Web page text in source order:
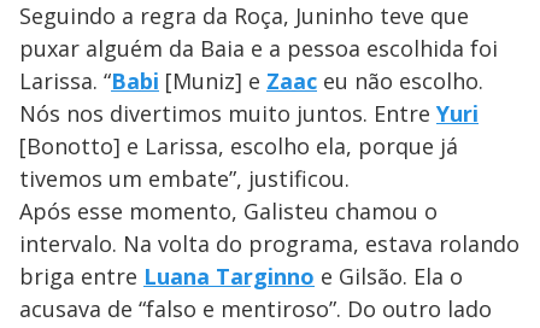
Seguindo a regra da Roça, Juninho teve que
puxar alguém da Baia e a pessoa escolhida foi
Larissa. “Babi [Muniz] e Zaac eu não escolho.
Nós nos divertimos muito juntos. Entre Yuri
[Bonotto] e Larissa, escolho ela, porque já
tivemos um embate”, justificou.
Após esse momento, Galisteu chamou o
intervalo. Na volta do programa, estava rolando
briga entre Luana Targinno e Gilsão. Ela o
acusava de “falso e mentiroso”. Do outro lado